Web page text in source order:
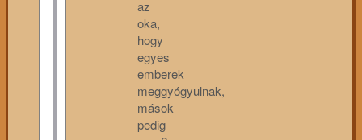
az
oka,
hogy
egyes
emberek
meggyógyulnak,
mások
pedig